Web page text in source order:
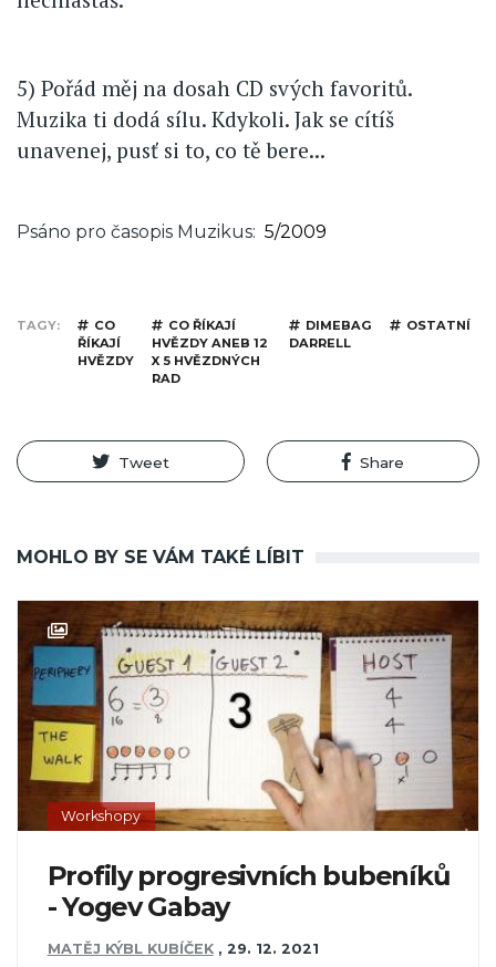
5) Pořád měj na dosah CD svých favoritů.
Muzika ti dodá sílu. Kdykoli. Jak se cítíš
unavenej, pusť si to, co tě bere...
Psáno pro časopis Muzikus 5/2009
TAGY
CO
ŘÍKAJÍ
HVĚZDY
CO ŘÍKAJÍ
HVĚZDY ANEB 12
X 5 HVĚZDNÝCH
RAD
DIMEBAG
DARRELL
OSTATNÍ
Tweet Share
MOHLO BY SE VÁM TAKÉ LÍBIT
Workshopy
Profily progresivních bubeníků
- Yogev Gabay
MATĚJ KÝBL KUBÍČEK , 29. 12. 2021